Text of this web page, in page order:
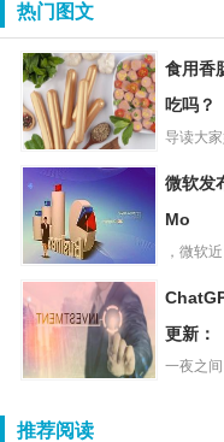
热门图文
食用香肠有哪些
营养价值？平时
能多吃吗？
食用香
吃吗？
导读大
微软发布
PowerToys0.70
更新：引入Mo
微软发
Mo
，微软
Windows，微软
更新：
一夜之
推荐阅读